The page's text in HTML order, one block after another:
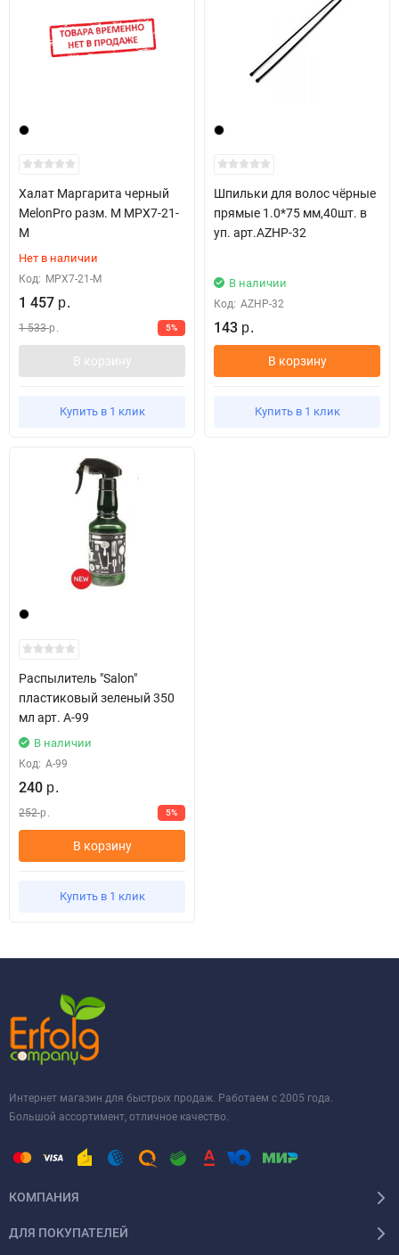
Халат Маргарита черный
MelonPro разм. M МРХ7-21-
M
Нет в наличии
Код: МРХ7-21-M
1 457 р.
1 533 р. 5%
В корзину
Купить в 1 клик
Шпильки для волос чёрные
прямые 1.0*75 мм,40шт. в
уп. арт.AZHP-32
В наличии
Код: AZHP-32
143 р.
В корзину
Купить в 1 клик
Распылитель "Salon"
пластиковый зеленый 350
мл арт. A-99
В наличии
Код: A-99
240 р.
252р. 5%
В корзину
Купить в 1 клик
Интернет магазин для быстрых продаж. Работаем с 2005 года.
Большой ассортимент, отличное качество.
КОМПАНИЯ
ДЛЯ ПОКУПАТЕЛЕЙ